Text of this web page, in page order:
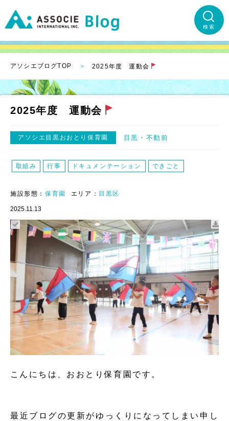
検索
アソシエブログTOP 2025年度 運動会
2025年度 運動会
アソシエ目黒おおとり保育園 目黒 不動前
取組み 行事 ドキュメンテーション できごと
施設形態： 保育園 エリア： 目黒区
2025.11.13
こんにちは、おおとり保育園です。
最近ブログの更新がゆっくりになってしまい申し